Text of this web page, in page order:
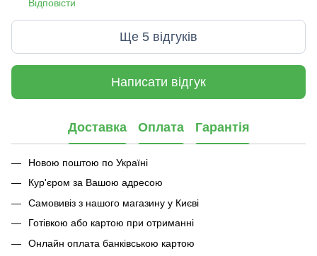
Відповісти
Ще 5 відгуків
Написати відгук
Доставка Оплата Гарантія
Новою поштою по Україні
Кур'єром за Вашою адресою
Самовивіз з нашого магазину у Києві
Готівкою або картою при отриманні
Онлайн оплата банківською картою